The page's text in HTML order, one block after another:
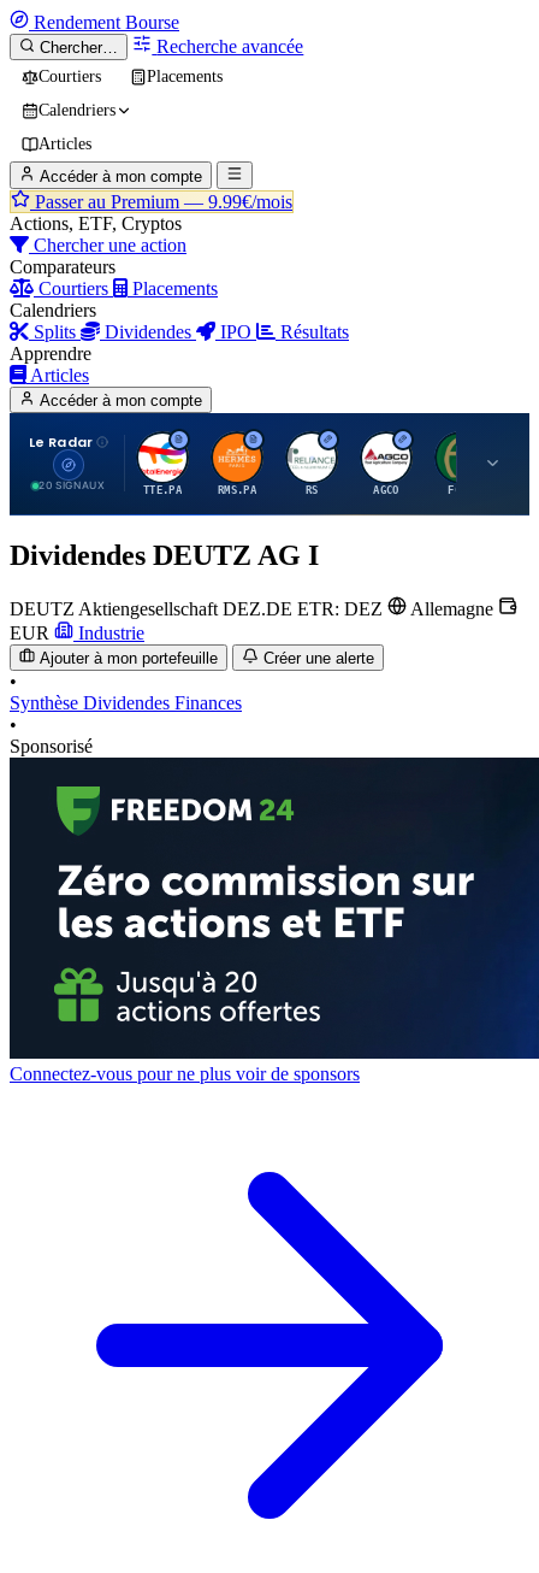
Rendement Bourse
Chercher… Recherche avancée
Courtiers
Placements
Calendriers
Articles
Accéder à mon compte
Passer au Premium — 9.99€/mois
Actions, ETF, Cryptos
Chercher une action
Comparateurs
Courtiers
Placements
Calendriers
Splits
Dividendes IPO
Résultats
Apprendre
Articles
Accéder à mon compte
Le Radar
20 SIGNAUX
T
TTE.PA
H
RMS.PA
R
RS
A
AGCO FCFS
Dividendes DEUTZ AG I
DEUTZ Aktiengesellschaft DEZ.DE ETR: DEZ
Allemagne
EUR
Industrie
Ajouter à mon portefeuille Créer une alerte
•
Synthèse Dividendes Finances
•
Sponsorisé
Connectez-vous pour ne plus voir de sponsors